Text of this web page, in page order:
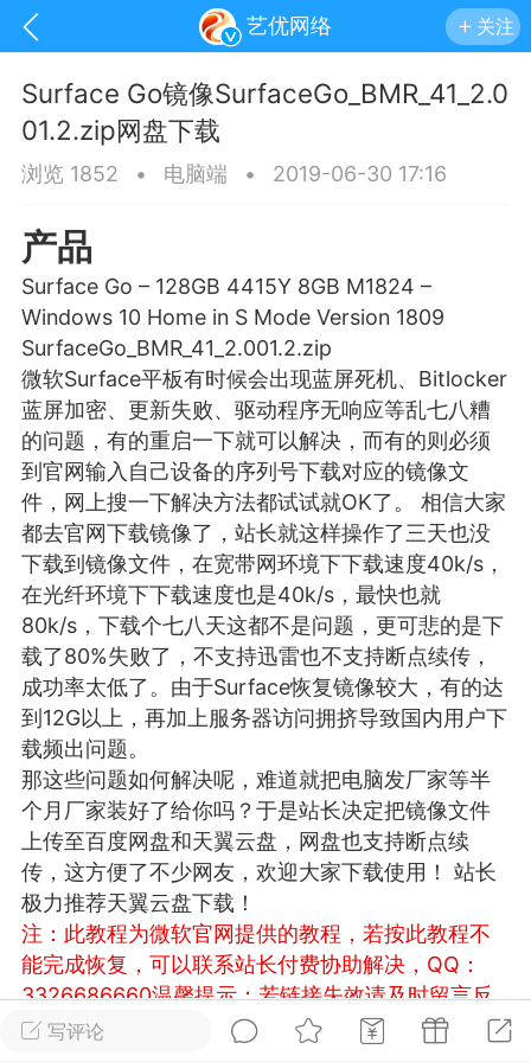
艺优网络 关注
手机 系统 网站
游戏 兴趣 美图
问答 闲谈 官方
任务 排行 历史
网络
VIP 7
29 21:24
电脑端 Surface Laptop Go 2
Laptop Go 2镜像
网盘下载
Laptop Go 2 i5/8/128 – Windows
写评论
Surface Go镜像SurfaceGo_BMR_41_2.0
01.2.zip网盘下载
浏览 1852 • 电脑端 • 2019-06-30 17:16
产品
Surface Go – 128GB 4415Y 8GB M1824 –
Windows 10 Home in S Mode Version 1809
SurfaceGo_BMR_41_2.001.2.zip
微软Surface平板有时候会出现蓝屏死机、Bitlocker
蓝屏加密、更新失败、驱动程序无响应等乱七八糟
的问题，有的重启一下就可以解决，而有的则必须
到官网输入自己设备的序列号下载对应的镜像文
件，网上搜一下解决方法都试试就OK了。 相信大家
都去官网下载镜像了，站长就这样操作了三天也没
下载到镜像文件，在宽带网环境下下载速度40k/s，
在光纤环境下下载速度也是40k/s，最快也就
80k/s，下载个七八天这都不是问题，更可悲的是下
载了80%失败了，不支持迅雷也不支持断点续传，
成功率太低了。由于Surface恢复镜像较大，有的达
到12G以上，再加上服务器访问拥挤导致国内用户下
载频出问题。
那这些问题如何解决呢，难道就把电脑发厂家等半
个月厂家装好了给你吗？于是站长决定把镜像文件
上传至百度网盘和天翼云盘，网盘也支持断点续
传，这方便了不少网友，欢迎大家下载使用！ 站长
极力推荐天翼云盘下载！
注：此教程为微软官网提供的教程，若按此教程不
能完成恢复，可以联系站长付费协助解决，QQ：
3326686660温馨提示：若链接失效请及时留言反
馈，我们会第一时间补上！